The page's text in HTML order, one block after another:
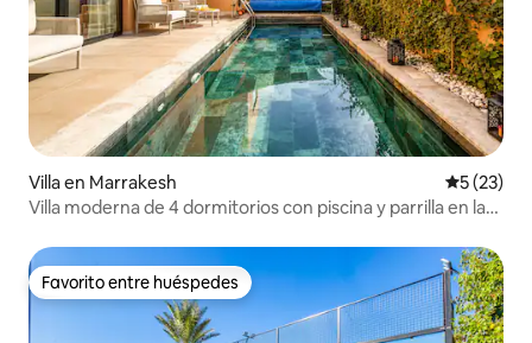
Villa en Marrakesh
5 (23)
Villa moderna de 4 dormitorios con piscina y parrilla en la
Favorito entre huéspedes
Favorito entre huéspedes